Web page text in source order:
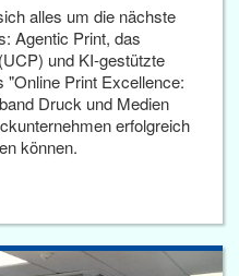
alles um die nächste
Agentic Print, das
und KI-gestützte
Print Excellence:
Druck und Medien
erfolgreich
können.